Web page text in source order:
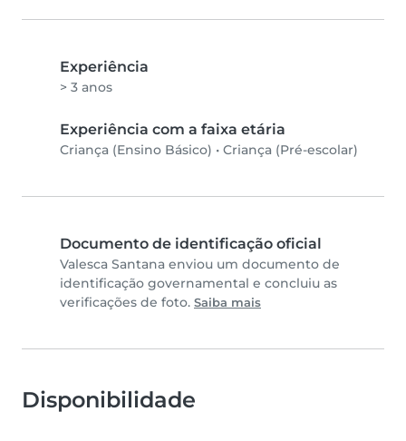
Experiência
> 3 anos
Experiência com a faixa etária
Criança (Ensino Básico) • Criança (Pré-escolar)
Documento de identificação oficial
Valesca Santana enviou um documento de
identificação governamental e concluiu as
verificações de foto. Saiba mais
Disponibilidade